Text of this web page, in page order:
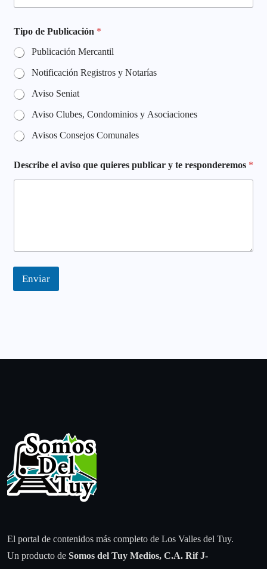
s
r
e
s
p
n
e
e
o
Tipo de Publicación *
Publicación Mercantil
Notificación Registros y Notarías
Aviso Seniat
Aviso Clubes, Condominios y Asociaciones
Avisos Consejos Comunales
Describe el aviso que quieres publicar y te responderemos *
Enviar
El portal de contenidos más completo de Los Valles del Tuy.
Un producto de Somos del Tuy Medios, C.A. Rif J-